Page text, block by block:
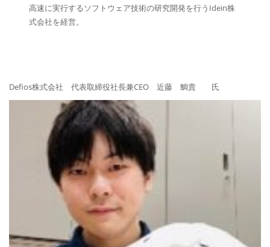
高速に実行するソフトウェア技術の研究開発を行うIdein株
式会社を経営。
Defios株式会社 代表取締役社長兼CEO 近藤 鯛貴 氏